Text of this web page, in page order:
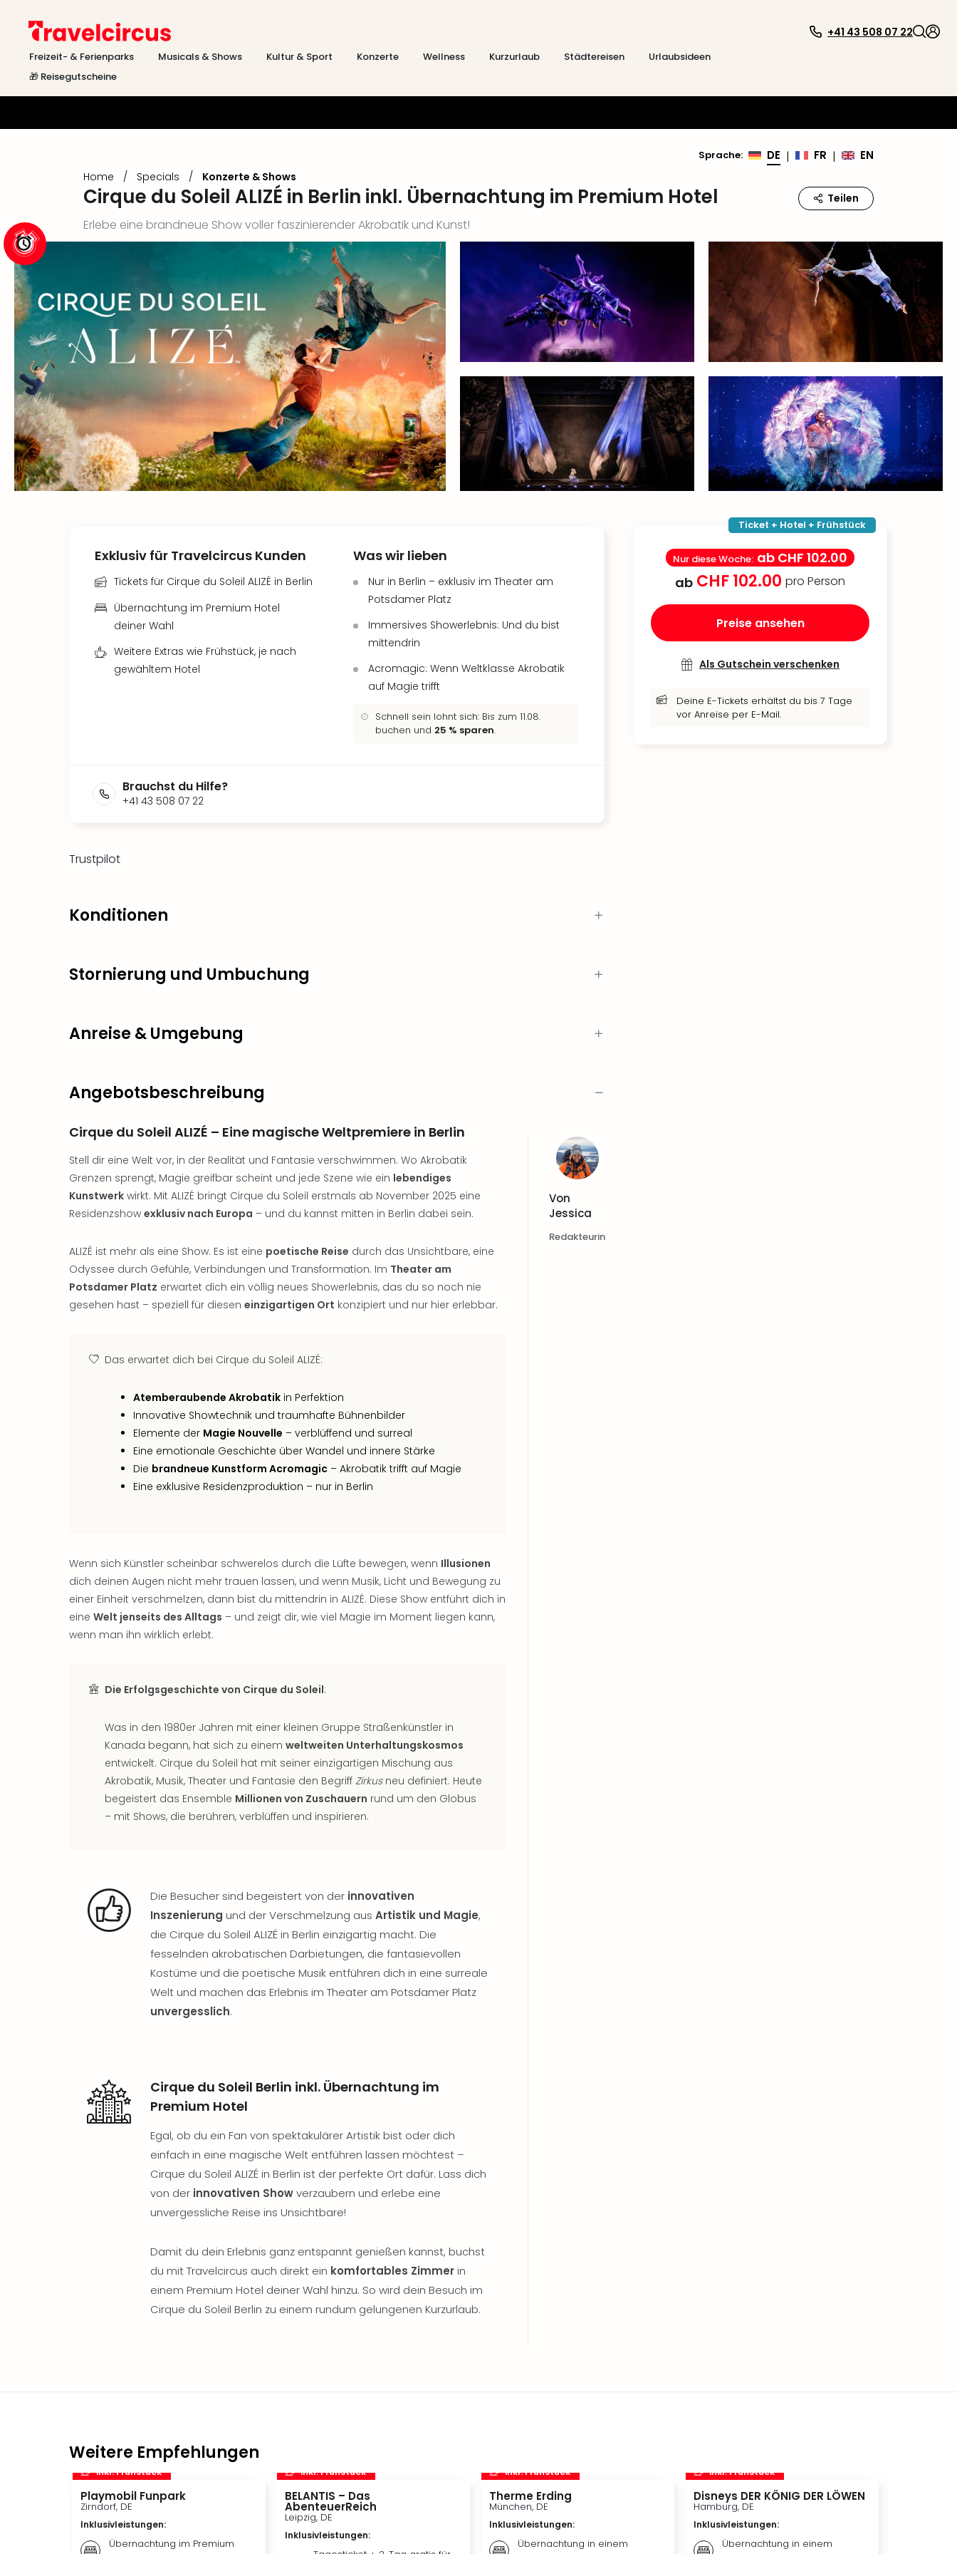
Freizeit- & Ferienparks Musicals & Shows Kultur & Sport Konzerte Wellness Kurzurlaub Städtereisen
Urlaubsideen
🎁 Reisegutscheine
+41 43 508 07 22
Home / Specials / Konzerte & Shows
Sprache: DE | FR | EN
Cirque du Soleil ALIZÉ in Berlin inkl. Übernachtung im Premium Hotel Teilen
Erlebe eine brandneue Show voller faszinierender Akrobatik und Kunst!
Ticket + Hotel + Frühstück
Nur diese Woche: ab CHF 102.00
ab CHF 102.00 pro Person
Preise ansehen
Als Gutschein verschenken
Deine E-Tickets erhältst du bis 7 Tage
vor Anreise per E-Mail.
Exklusiv für Travelcircus Kunden
Tickets für Cirque du Soleil ALIZÉ in Berlin
Übernachtung im Premium Hotel
deiner Wahl
Weitere Extras wie Frühstück, je nach
gewähltem Hotel
Was wir lieben
Nur in Berlin – exklusiv im Theater am
Potsdamer Platz
Immersives Showerlebnis: Und du bist
mittendrin
Acromagic: Wenn Weltklasse Akrobatik
auf Magie trifft
Schnell sein lohnt sich: Bis zum 11.08.
buchen und 25 % sparen.
Brauchst du Hilfe?
+41 43 508 07 22
Trustpilot
Konditionen
Stornierung und Umbuchung
Anreise & Umgebung
Angebotsbeschreibung
Cirque du Soleil ALIZÉ – Eine magische Weltpremiere in Berlin
Stell dir eine Welt vor, in der Realität und Fantasie verschwimmen. Wo Akrobatik
Grenzen sprengt, Magie greifbar scheint und jede Szene wie ein lebendiges
Kunstwerk wirkt. Mit ALIZÉ bringt Cirque du Soleil erstmals ab November 2025 eine
Residenzshow exklusiv nach Europa – und du kannst mitten in Berlin dabei sein.
ALIZÉ ist mehr als eine Show. Es ist eine poetische Reise durch das Unsichtbare, eine
Odyssee durch Gefühle, Verbindungen und Transformation. Im Theater am
Potsdamer Platz erwartet dich ein völlig neues Showerlebnis, das du so noch nie
gesehen hast – speziell für diesen einzigartigen Ort konzipiert und nur hier erlebbar.
Das erwartet dich bei Cirque du Soleil ALIZÉ:
Atemberaubende Akrobatik in Perfektion
Innovative Showtechnik und traumhafte Bühnenbilder
Elemente der Magie Nouvelle – verblüffend und surreal
Eine emotionale Geschichte über Wandel und innere Stärke
Die brandneue Kunstform Acromagic – Akrobatik trifft auf Magie
Eine exklusive Residenzproduktion – nur in Berlin
Wenn sich Künstler scheinbar schwerelos durch die Lüfte bewegen, wenn Illusionen
dich deinen Augen nicht mehr trauen lassen, und wenn Musik, Licht und Bewegung zu
einer Einheit verschmelzen, dann bist du mittendrin in ALIZÉ. Diese Show entführt dich in
eine Welt jenseits des Alltags – und zeigt dir, wie viel Magie im Moment liegen kann,
wenn man ihn wirklich erlebt.
Die Erfolgsgeschichte von Cirque du Soleil:
Was in den 1980er Jahren mit einer kleinen Gruppe Straßenkünstler in
Kanada begann, hat sich zu einem weltweiten Unterhaltungskosmos
entwickelt. Cirque du Soleil hat mit seiner einzigartigen Mischung aus
Akrobatik, Musik, Theater und Fantasie den Begriff Zirkusneu definiert. Heute
begeistert das Ensemble Millionen von Zuschauern rund um den Globus
– mit Shows, die berühren, verblüffen und inspirieren.
Die Besucher sind begeistert von der innovativen
Inszenierung und der Verschmelzung aus Artistik und Magie,
die Cirque du Soleil ALIZÉ in Berlin einzigartig macht. Die
fesselnden akrobatischen Darbietungen, die fantasievollen
Kostüme und die poetische Musik entführen dich in eine surreale
Welt und machen das Erlebnis im Theater am Potsdamer Platz
unvergesslich.
Cirque du Soleil Berlin inkl. Übernachtung im
Premium Hotel
Egal, ob du ein Fan von spektakulärer Artistik bist oder dich
einfach in eine magische Welt entführen lassen möchtest –
Cirque du Soleil ALIZÉ in Berlin ist der perfekte Ort dafür. Lass dich
von der innovativen Showverzaubern und erlebe eine
unvergessliche Reise ins Unsichtbare!
Damit du dein Erlebnis ganz entspannt genießen kannst, buchst
du mit Travelcircus auch direkt ein komfortables Zimmerin
einem Premium Hotel deiner Wahl hinzu. So wird dein Besuch im
Cirque du Soleil Berlin zu einem rundum gelungenen Kurzurlaub.
Von
Jessica
Redakteurin
Weitere Empfehlungen
inkl. Frühstück
Playmobil Funpark
Zirndorf, DE
Inklusivleistungen:
Übernachtung im Premium
inkl. Frühstück
BELANTIS – Das
AbenteuerReich
Leipzig, DE
Inklusivleistungen:
inkl. Frühstück
Therme Erding
München, DE
Inklusivleistungen:
Übernachtung in einem
inkl. Frühstück
Disneys DER KÖNIG DER LÖWEN
Hamburg, DE
Inklusivleistungen:
Übernachtung in einem